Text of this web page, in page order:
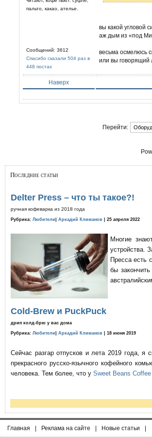
пальто, какао, ателье.
Сообщений: 3612
Спасибо сказали 504 раз в
448 постах
вы какой угловой
аж дым из «под
весьма осмелюсь
или вы говорящий
Наверх
Перейти:
Последние статьи
Delter Press – что ты такое?!
ручная кофеварка из 2018 года
Рубрика: Любители Аркадий Климанов | 25 апреля 2022
Многие
устройства.
Пресса есть
бы
Cold-Brew и PuckPuck
дрип колд-брю у вас дома
Рубрика: Любители Аркадий Климанов | 18 июня 2019
Сейчас разгар отпусков и лета 2019 года,
прекрасного русско-язычного кофейного
человека. Тем более, что у Sweet Beans Coffee
Главная | Реклама на сайте | Новые статьи |